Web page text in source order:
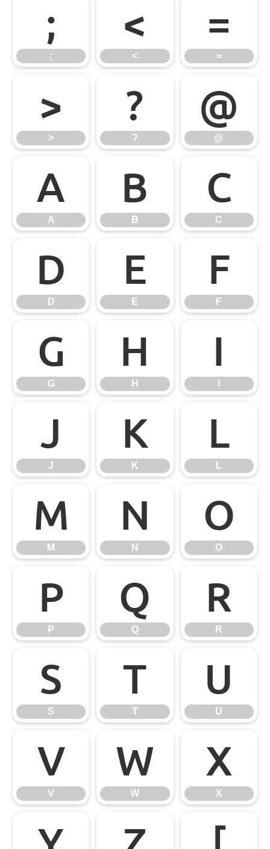
;
;
<
<
=
=
>
>
?
?
@
@
A
A
B
B
C
C
D
D
E
E
F
F
G
G
H
H
I
J
J
K
K
L
L
M
M
N
N
O
O
P
P
Q
Q
R
R
S
S
T
T
U
U
V
V
W
W
X
X